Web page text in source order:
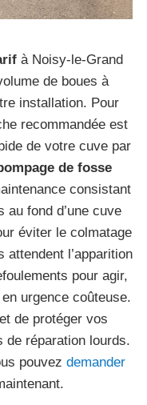
à Noisy-le-Grand
de boues à
installation. Pour
recommandée est
de votre cuve par
de fosse
consistant
fond d’une cuve
éviter le colmatage
l’apparition
pour agir,
urgence coûteuse.
de protéger vos
de réparation lourds.
pouvez demander